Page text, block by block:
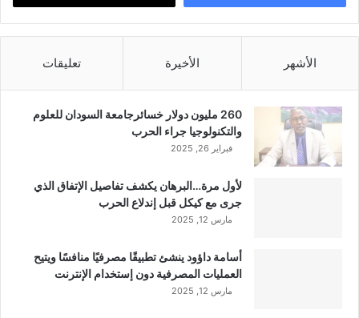
الأشهر الأخيرة تعليقات
260 مليون دولار خسائرجامعة السودان للعلوم
والتكنولوجيا جراء الحرب
فبراير 26, 2025
لأول مرة…البرهان يكشف تفاصيل الإتفاق الذي
جرى مع كيكل قبل إندلاع الحرب
مارس 12, 2025
أسامة داؤود ينشئ تطبيقًا مصرفيًا منافسًا ويتيح
العمليات المصرفية دون إستخدام الإنترنت
مارس 12, 2025